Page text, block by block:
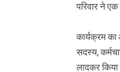
परिवार ने एक
कार्यक्रम
सदस्य,
लादकर